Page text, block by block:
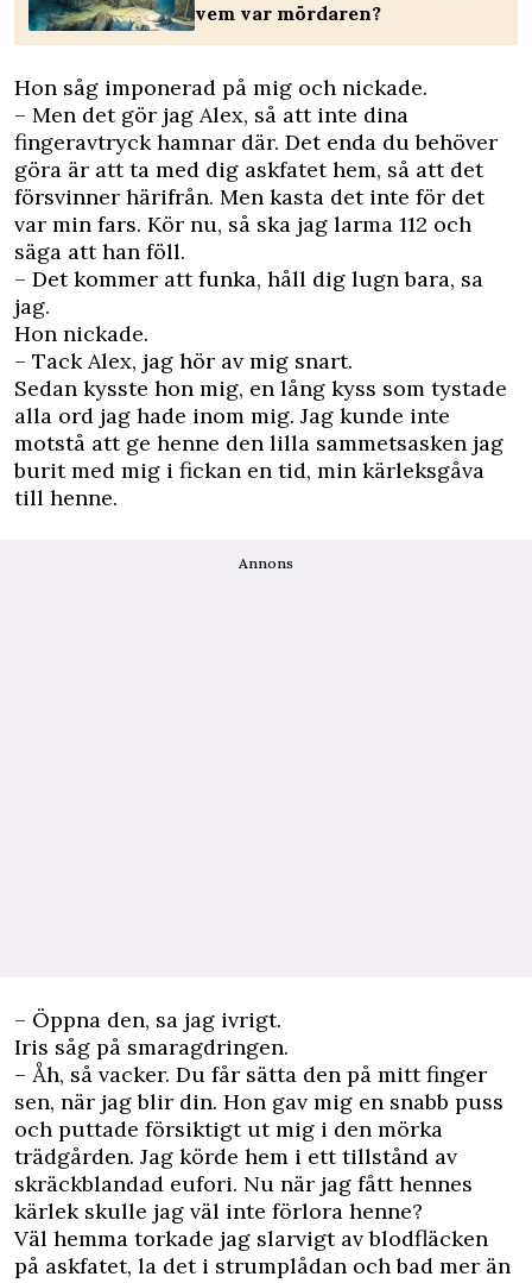
vem var mördaren?
Hon såg imponerad på mig och nickade.
– Men det gör jag Alex, så att inte dina
fingeravtryck hamnar där. Det enda du behöver
göra är att ta med dig askfatet hem, så att det
försvinner härifrån. Men kasta det inte för det
var min fars. Kör nu, så ska jag larma 112 och
säga att han föll.
– Det kommer att funka, håll dig lugn bara, sa
jag.
Hon nickade.
– Tack Alex, jag hör av mig snart.
Sedan kysste hon mig, en lång kyss som tystade
alla ord jag hade inom mig. Jag kunde inte
motstå att ge henne den lilla sammetsasken jag
burit med mig i fickan en tid, min kärleksgåva
till henne.
Annons
– Öppna den, sa jag ivrigt.
Iris såg på smaragdringen.
– Åh, så vacker. Du får sätta den på mitt finger
sen, när jag blir din. Hon gav mig en snabb puss
och puttade försiktigt ut mig i den mörka
trädgården. Jag körde hem i ett tillstånd av
skräckblandad eu­fori. Nu när jag fått hennes
kärlek skulle jag väl inte förlora henne?
Väl hemma torkade jag slarvigt av blodfläcken
på askfatet, la det i strumplådan och bad mer än